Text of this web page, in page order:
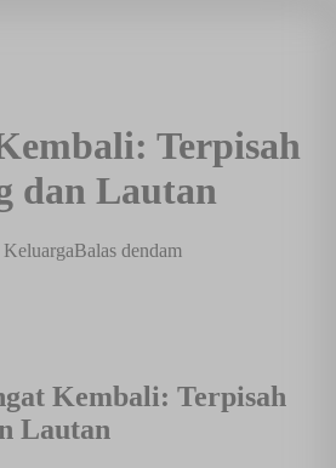
Terpisah
dan Lautan
Balas dendam
Kembali: Terpisah
Lautan